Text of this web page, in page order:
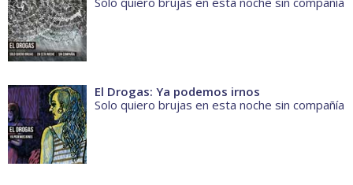
El Drogas: Ya podemos irnos
Solo quiero brujas en esta noche sin compañía